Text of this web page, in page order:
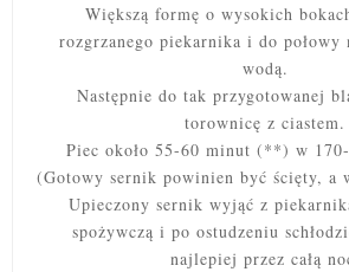
Większą formę o wysokich
rozgrzanego piekarnika i do połowy
wodą.
Następnie do tak przygotowanej
torownicę z ciastem.
Piec około 55-60 minut (**) w
(Gotowy sernik powinien być ścięty, a
Upieczony sernik wyjąć z
spożywczą i po ostudzeniu
najlepiej przez całą